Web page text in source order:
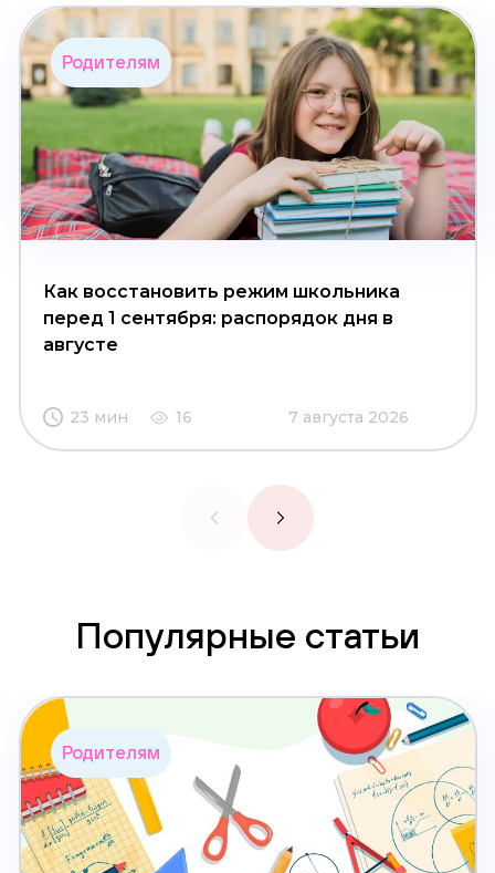
Родителям
Как восстановить режим школьника
перед 1 сентября: распорядок дня в
августе
23 мин 16 7 августа 2026
Популярные статьи
Родителям